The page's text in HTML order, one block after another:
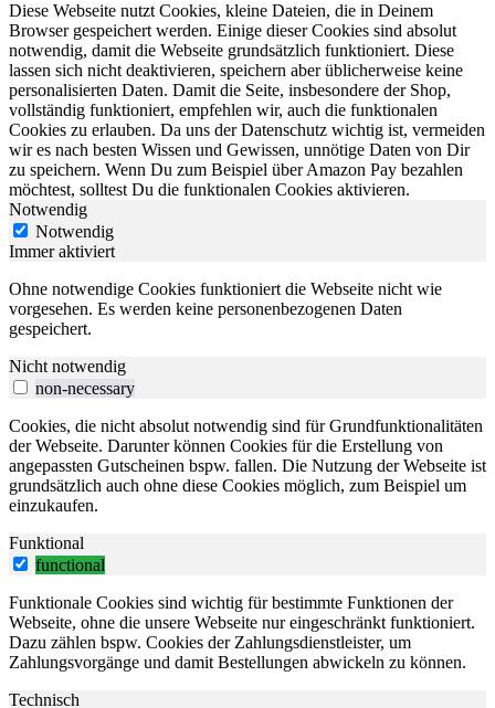
Diese Webseite nutzt Cookies, kleine Dateien, die in Deinem
Browser gespeichert werden. Einige dieser Cookies sind absolut
notwendig, damit die Webseite grundsätzlich funktioniert. Diese
lassen sich nicht deaktivieren, speichern aber üblicherweise keine
personalisierten Daten. Damit die Seite, insbesondere der Shop,
vollständig funktioniert, empfehlen wir, auch die funktionalen
Cookies zu erlauben. Da uns der Datenschutz wichtig ist, vermeiden
wir es nach besten Wissen und Gewissen, unnötige Daten von Dir
zu speichern. Wenn Du zum Beispiel über Amazon Pay bezahlen
möchtest, solltest Du die funktionalen Cookies aktivieren.
Notwendig
Notwendig
Immer aktiviert
Ohne notwendige Cookies funktioniert die Webseite nicht wie
vorgesehen. Es werden keine personenbezogenen Daten
gespeichert.
Nicht notwendig
non-necessary
Cookies, die nicht absolut notwendig sind für Grundfunktionalitäten
der Webseite. Darunter können Cookies für die Erstellung von
angepassten Gutscheinen bspw. fallen. Die Nutzung der Webseite ist
grundsätzlich auch ohne diese Cookies möglich, zum Beispiel um
einzukaufen.
Funktional
functional
Funktionale Cookies sind wichtig für bestimmte Funktionen der
Webseite, ohne die unsere Webseite nur eingeschränkt funktioniert.
Dazu zählen bspw. Cookies der Zahlungsdienstleister, um
Zahlungsvorgänge und damit Bestellungen abwickeln zu können.
Technisch